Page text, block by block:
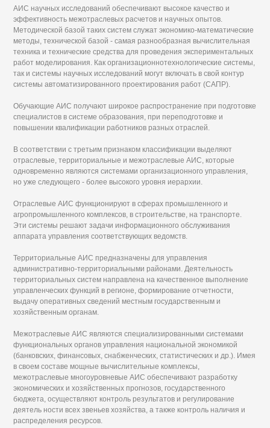
АИС научных исследований обеспечивают высокое качество и
эффективность межотраслевых расчетов и научных опытов.
Методической базой таких систем служат экономико-математические
методы, технической базой - самая разнообразная вычислительная
техника и технические средства для проведения экспериментальных
работ моделирования. Как организационнотехнологические системы,
так и системы научных исследований могут включать в свой контур
системы автоматизированного проектирования работ (САПР).
Обучающие АИС получают широкое распространение при подготовке
специалистов в системе образования, при переподготовке и
повышении квалификации работников разных отраслей.
В соответствии с третьим признаком классификации выделяют
отраслевые, территориальные и межотраслевые АИС, которые
одновременно являются системами организационного управления,
но уже следующего - более высокого уровня иерархии.
Отраслевые АИС функционируют в сферах промышленного и
агропромышленного комплексов, в строительстве, на транспорте.
Эти системы решают задачи информационного обслуживания
аппарата управления соответствующих ведомств.
Территориальные АИС предназначены для управления
административно-территориальными районами. Деятельность
территориальных систем направлена на качественное выполнение
управленческих функций в регионе, формирование отчетности,
выдачу оперативных сведений местным государственным и
хозяйственным органам.
Межотраслевые АИС являются специализированными системами
функциональных органов управления национальной экономикой
(банковских, финансовых, снабженческих, статистических и др.). Имея
в своем составе мощные вычислительные комплексы,
межотраслевые многоуровневые АИС обеспечивают разработку
экономических и хозяйственных прогнозов, государственного
бюджета, осуществляют контроль результатов и регулирование
деятель ности всех звеньев хозяйства, а также контроль наличия и
распределения ресурсов.